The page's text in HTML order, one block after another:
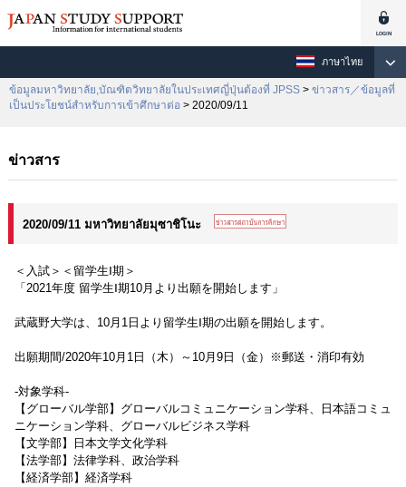
ภาษาไทย
ข้อมูลมหาวิทยาลัย,บัณฑิตวิทยาลัยในประเทศญี่ปุ่นต้องที่ JPSS > ข่าวสาร／ข้อมูลที่
เป็นประโยชน์สำหรับการเข้าศึกษาต่อ > 2020/09/11
ข่าวสาร
2020/09/11 มหาวิทยาลัยมุซาชิโนะ
＜入試＞＜留学生Ⅰ期＞
「2021年度 留学生Ⅰ期10月より出願を開始します」
武蔵野大学は、10月1日より留学生Ⅰ期の出願を開始します。
出願期間/2020年10月1日（木）～10月9日（金）※郵送・消印有効
-対象学科-
【グローバル学部】グローバルコミュニケーション学科、日本語コミュ
ニケーション学科、グローバルビジネス学科
【文学部】日本文学文化学科
【法学部】法律学科、政治学科
【経済学部】経済学科